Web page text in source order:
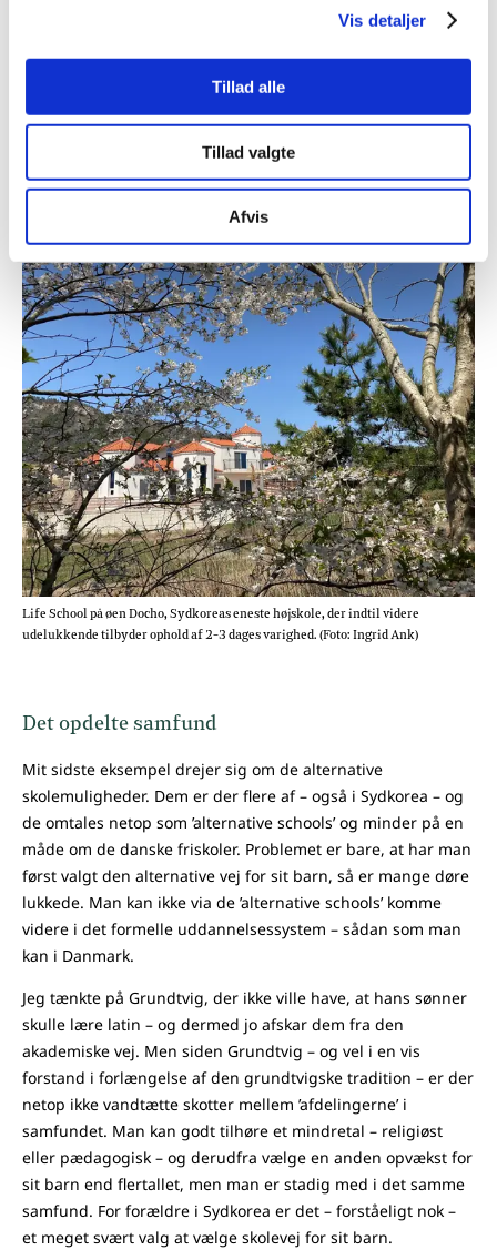
Vis detaljer
Tillad alle
Tillad valgte
Afvis
hele taget må voksenlivet være et ganske andet i et
Sydkorea til 69 timer). Der er ikke meget tid til fx at være
’kontaktforælder’, sidde i skolebestyrelsen, træne
lilleputholdet eller på anden vis engagere sig i
civilsamfundet.
Life School på øen Docho, Sydkoreas eneste højskole, der indtil videre
udelukkende tilbyder ophold af 2-3 dages varighed. (Foto: Ingrid Ank)
Det opdelte samfund
Mit sidste eksempel drejer sig om de alternative
skolemuligheder. Dem er der flere af – også i Sydkorea – og
de omtales netop som ’alternative schools’ og minder på en
måde om de danske friskoler. Problemet er bare, at har man
først valgt den alternative vej for sit barn, så er mange døre
lukkede. Man kan ikke via de ’alternative schools’ komme
videre i det formelle uddannelsessystem – sådan som man
kan i Danmark.
Jeg tænkte på Grundtvig, der ikke ville have, at hans sønner
skulle lære latin – og dermed jo afskar dem fra den
akademiske vej. Men siden Grundtvig – og vel i en vis
forstand i forlængelse af den grundtvigske tradition – er der
netop ikke vandtætte skotter mellem ’afdelingerne’ i
samfundet. Man kan godt tilhøre et mindretal – religiøst
eller pædagogisk – og derudfra vælge en anden opvækst for
sit barn end flertallet, men man er stadig med i det samme
samfund. For forældre i Sydkorea er det – forståeligt nok –
et meget svært valg at vælge skolevej for sit barn.